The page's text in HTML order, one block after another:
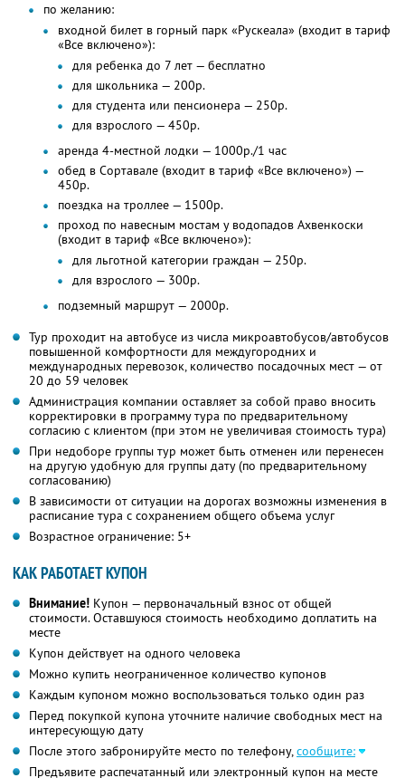
по желанию:
входной билет в горный парк «Рускеала» (входит в тариф
«Все включено»):
для ребенка до 7 лет — бесплатно
для школьника — 200р.
для студента или пенсионера — 250р.
для взрослого — 450р.
аренда 4-местной лодки — 1000р./1 час
обед в Сортавале (входит в тариф «Все включено») —
450р.
поездка на троллее — 1500р.
проход по навесным мостам у водопадов Ахвенкоски
(входит в тариф «Все включено»):
для льготной категории граждан — 250р.
для взрослого — 300р.
подземный маршрут — 2000р.
Тур проходит на автобусе из числа микроавтобусов/автобусов
повышенной комфортности для междугородних и
международных перевозок, количество посадочных мест — от
20 до 59 человек
Администрация компании оставляет за собой право вносить
корректировки в программу тура по предварительному
согласию с клиентом (при этом не увеличивая стоимость тура)
При недоборе группы тур может быть отменен или перенесен
на другую удобную для группы дату (по предварительному
согласованию)
В зависимости от ситуации на дорогах возможны изменения в
расписание тура с сохранением общего объема услуг
Возрастное ограничение: 5+
КАК РАБОТАЕТ КУПОН
Внимание! Купон — первоначальный взнос от общей
стоимости. Оставшуюся стоимость необходимо доплатить на
месте
Купон действует на одного человека
Можно купить неограниченное количество купонов
Каждым купоном можно воспользоваться только один раз
Перед покупкой купона уточните наличие свободных мест на
интересующую дату
После этого забронируйте место по телефону,сообщите:
Предъявите распечатанный или электронный купон на месте